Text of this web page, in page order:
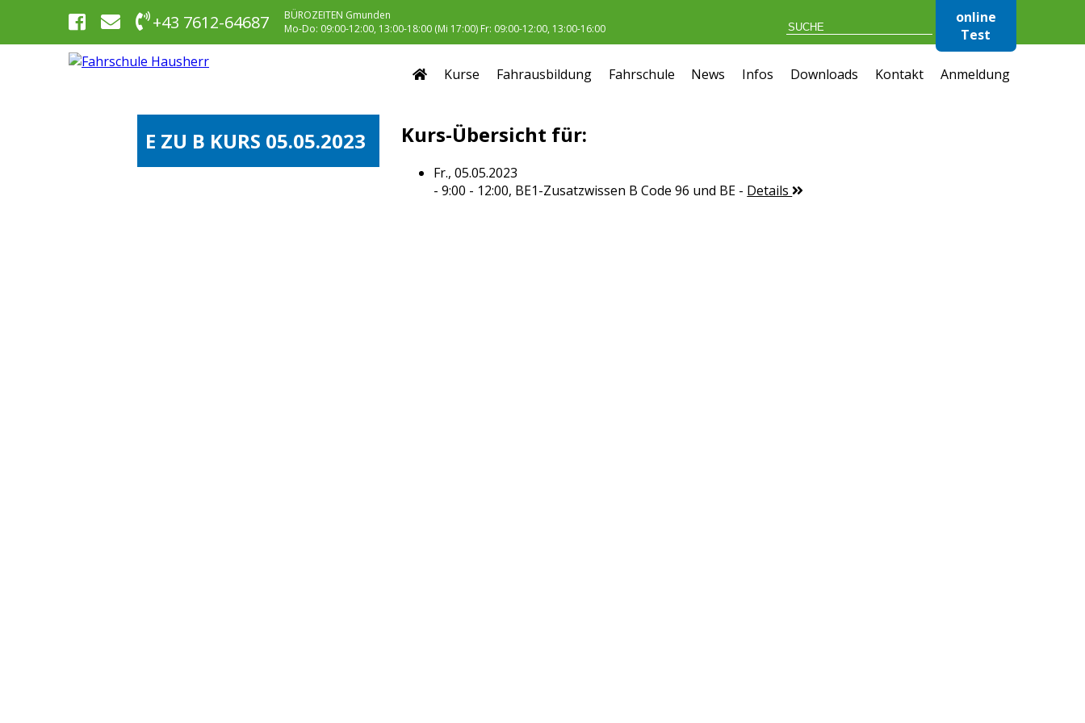
+43 7612-64687
BÜROZEITEN Gmunden
Mo-Do: 09:00-12:00, 13:00-18:00 (Mi 17:00) Fr: 09:00-12:00, 13:00-16:00
online
Test
Kurse Fahrausbildung Fahrschule News Infos Downloads Kontakt Anmeldung
E ZU B KURS 05.05.2023 Kurs-Übersicht für:
Fr., 05.05.2023
- 9:00 - 12:00, BE1-Zusatzwissen B Code 96 und BE - Details